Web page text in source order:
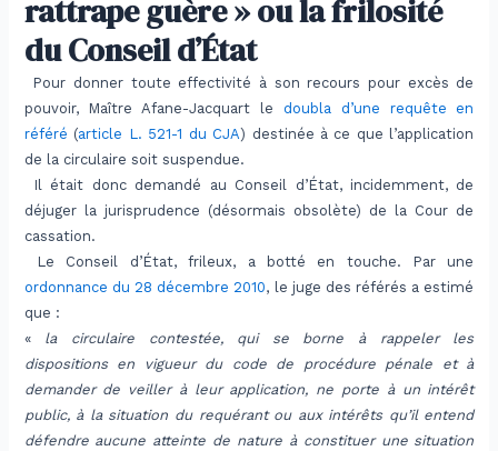
rattrape guère » ou la frilosité
du Conseil d’État
Pour donner toute effectivité à son recours pour excès de
pouvoir, Maître Afane-Jacquart le doubla d’une requête en
référé (article L. 521-1 du CJA) destinée à ce que l’application
de la circulaire soit suspendue.
Il était donc demandé au Conseil d’État, incidemment, de
déjuger la jurisprudence (désormais obsolète) de la Cour de
cassation.
Le Conseil d’État, frileux, a botté en touche. Par une
ordonnance du 28 décembre 2010, le juge des référés a estimé
que :
« la circulaire contestée, qui se borne à rappeler les
dispositions en vigueur du code de procédure pénale et à
demander de veiller à leur application, ne porte à un intérêt
public, à la situation du requérant ou aux intérêts qu’il entend
défendre aucune atteinte de nature à constituer une situation